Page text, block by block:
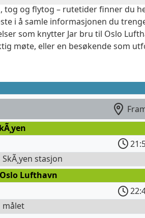
tog og flytog – rutetider finner du
i å samle informasjonen du
som knytter Jar bru til Oslo
møte, eller en besøkende som
stasjon
Lufthavn